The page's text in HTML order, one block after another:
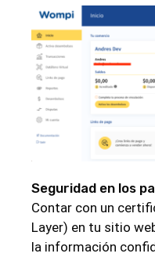
Seguridad en los
Contar con un
Layer) en tu sitio
la información